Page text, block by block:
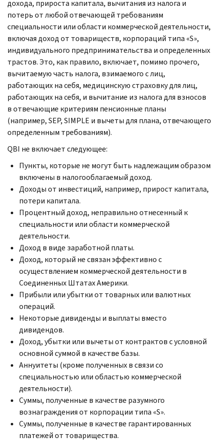
дохода, прироста капитала, вычитания из налога и
потерь от любой отвечающей требованиям
специальности или области коммерческой деятельности,
включая доход от товариществ, корпораций типа «S»,
индивидуального предпринимательства и определенных
трастов. Это, как правило, включает, помимо прочего,
вычитаемую часть налога, взимаемого с лиц,
работающих на себя, медицинскую страховку для лиц,
работающих на себя, и вычитание из налога для взносов
в отвечающие критериям пенсионные планы
(например,SEP, SIMPLE и вычеты для плана, отвечающего
определенным требованиям).
QBI не включает следующее:
Пункты, которые не могут быть надлежащим образом
включены в налогооблагаемый доход.
Доходы от инвестиций, например, прирост капитала,
потери капитала.
Процентный доход, неправильно отнесенный к
специальности или области коммерческой
деятельности.
Доход в виде заработной платы.
Доход, который не связан эффективно с
осуществлением коммерческой деятельности в
Соединенных Штатах Америки.
Прибыли или убытки от товарных или валютных
операций.
Некоторые дивиденды и выплаты вместо
дивидендов.
Доход, убытки или вычеты от контрактов с условной
основной суммой в качестве базы.
Аннуитеты (кроме полученных в связи со
специальностью или областью коммерческой
деятельности).
Суммы, полученные в качестве разумного
вознаграждения от корпорации типа «S».
Суммы, полученные в качестве гарантированных
платежей от товарищества.